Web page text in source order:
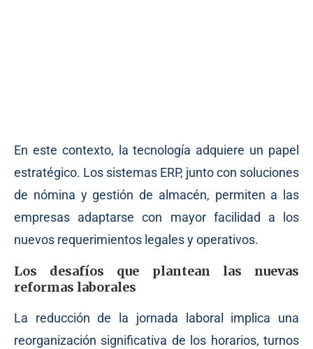
En este contexto, la tecnología adquiere un papel
estratégico. Los sistemas ERP, junto con soluciones
de nómina y gestión de almacén, permiten a las
empresas adaptarse con mayor facilidad a los
nuevos requerimientos legales y operativos.
Los desafíos que plantean las nuevas
reformas laborales
La reducción de la jornada laboral implica una
reorganización significativa de los horarios, turnos